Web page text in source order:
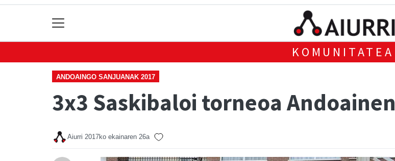
KOMUNITATEA
ANDOAINGO SANJUANAK 2017
3x3 Saskibaloi torneoa Andoainen
Aiurri 2017ko ekainaren 26a